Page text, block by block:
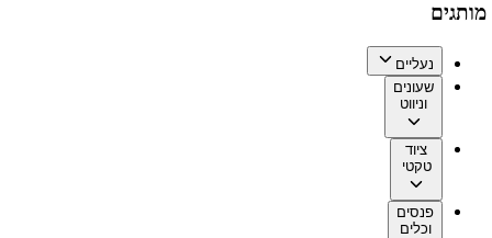
מותגים
נעליים
שעונים
וניווט
ציוד
טקטי
פנסים
וכלים